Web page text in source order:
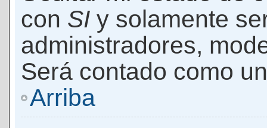
con SI y solamente
administradores,
Será contado como
Arriba